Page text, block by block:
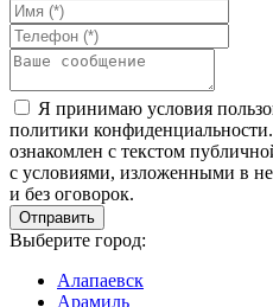
Я принимаю условия
политики
ознакомлен с текстом
с условиями, изложенными в
и без оговорок.
Выберите город:
Алапаевск
Арамиль